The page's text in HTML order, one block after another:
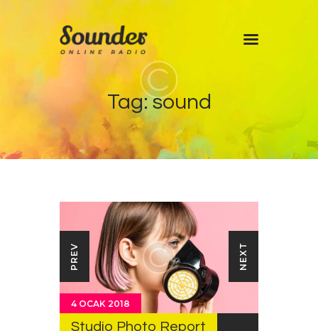
Tag: sound
Shows
Blog
Features
Contacts
PREV NEXT
4 OCAK 2018
Studio Photo Report